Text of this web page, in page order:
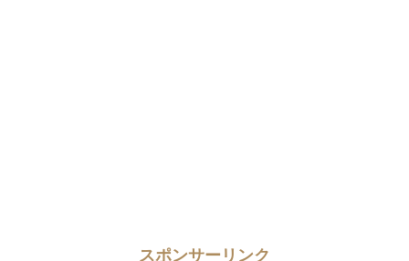
スポンサーリンク